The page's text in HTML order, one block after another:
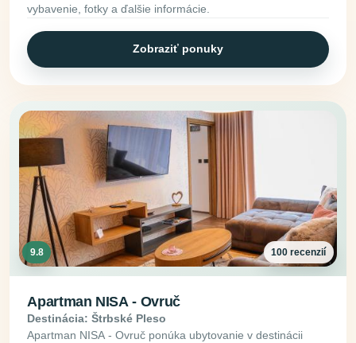
vybavenie, fotky a ďalšie informácie.
Zobraziť ponuky
9.8 100 recenzií
Apartman NISA - Ovruč
Destinácia: Štrbské Pleso
Apartman NISA - Ovruč ponúka ubytovanie v destinácii